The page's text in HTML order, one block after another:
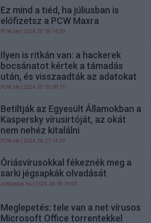
Ez mind a tiéd, ha júliusban is
előfizetsz a PCW Maxra
PCW.lite | 2024.07.05 16:59
Ilyen is ritkán van: a hackerek
bocsánatot kértek a támadás
után, és visszaadták az adatokat
PCW.lite | 2024.07.05 09:11
Betiltják az Egyesült Államokban a
Kaspersky vírusirtóját, az okát
nem nehéz kitalálni
PCW.lite | 2024.06.21 14:59
Óriásvírusokkal fékeznék meg a
sarki jégsapkák olvadását
zoldpalya.hu | 2024.06.09 19:03
Meglepetés: tele van a net vírusos
Microsoft Office torrentekkel